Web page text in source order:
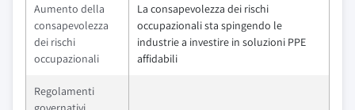
Aumento della
consapevolezza
dei rischi
occupazionali
La consapevolezza dei rischi
occupazionali sta spingendo le
industrie a investire in soluzioni PPE
affidabili
Regolamenti